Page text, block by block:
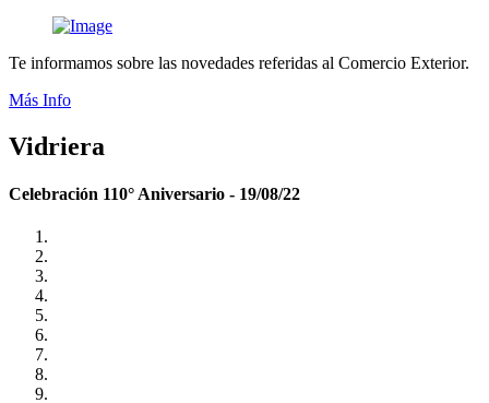
Te informamos sobre las novedades referidas al Comercio Exterior.
Más Info
Vidriera
Celebración 110° Aniversario - 19/08/22